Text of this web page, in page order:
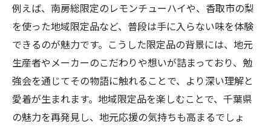
例えば、南房総限定のレモンチューハイや、香取市の梨
を使った地域限定品など、普段は手に入らない味を体験
できるのが魅力です。こうした限定品の背景には、地元
生産者やメーカーのこだわりや想いが詰まっており、勉
強会を通じてその物語に触れることで、より深い理解と
愛着が生まれます。地域限定品を楽しむことで、千葉県
の魅力を再発見し、地元応援の気持ちも高まるでしょ